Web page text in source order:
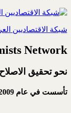
شبكة الاقتصاديين
Network
نحو تحقيق
تأسست في عام 2009 ،